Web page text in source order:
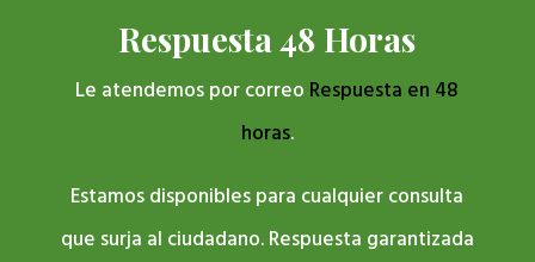
Respuesta 48 Horas
Le atendemos por correo Respuesta en 48
horas.
Estamos disponibles para cualquier consulta
que surja al ciudadano. Respuesta garantizada